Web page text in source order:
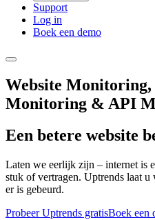
Support
Log in
Boek een demo
Website
Monitoring & API
Een betere website
Laten we eerlijk zijn – internet is
stuk of vertragen. Uptrends laat u
er is gebeurd.
Probeer Uptrends gratisBoek een